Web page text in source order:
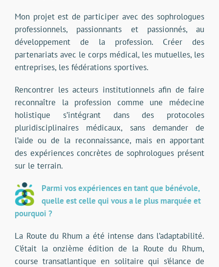
Mon projet est de participer avec des sophrologues
professionnels, passionnants et passionnés, au
développement de la profession. Créer des
partenariats avec le corps médical, les mutuelles, les
entreprises, les fédérations sportives.
Rencontrer les acteurs institutionnels afin de faire
reconnaître la profession comme une médecine
holistique s’intégrant dans des protocoles
pluridisciplinaires médicaux, sans demander de
l’aide ou de la reconnaissance, mais en apportant
des expériences concrètes de sophrologues présent
sur le terrain.
Parmi vos expériences en tant que bénévole,
quelle est celle qui vous a le plus marquée et
pourquoi ?
La Route du Rhum a été intense dans l’adaptabilité.
C’était la onzième édition de la Route du Rhum,
course transatlantique en solitaire qui s’élance de